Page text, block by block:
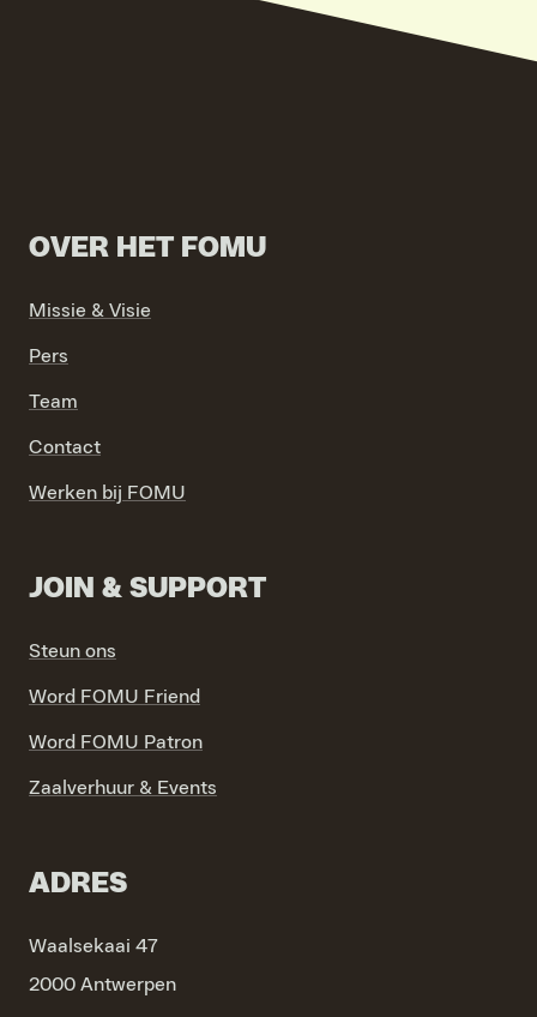
OVER HET FOMU
Missie & Visie
Pers
Team
Contact
Werken bij FOMU
JOIN & SUPPORT
Steun ons
Word FOMU Friend
Word FOMU Patron
Zaalverhuur & Events
ADRES
Waalsekaai 47
2000 Antwerpen
VIND EXPO’S, ACTIVITEITEN & INFORMATIE